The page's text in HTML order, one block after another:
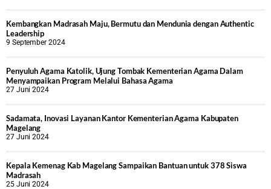
Kembangkan Madrasah Maju, Bermutu dan Mendunia dengan Authentic
Leadership
9 September 2024
Penyuluh Agama Katolik, Ujung Tombak Kementerian Agama Dalam
Menyampaikan Program Melalui Bahasa Agama
27 Juni 2024
Sadamata, Inovasi Layanan Kantor Kementerian Agama Kabupaten
Magelang
27 Juni 2024
Kepala Kemenag Kab Magelang Sampaikan Bantuan untuk 378 Siswa
Madrasah
25 Juni 2024